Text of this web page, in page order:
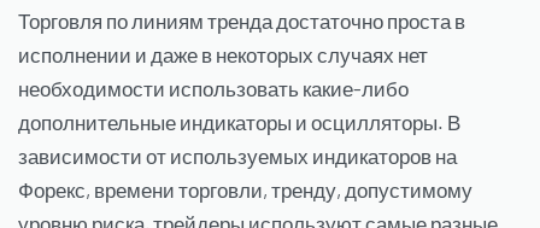
Торговля по линиям тренда достаточно проста в
исполнении и даже в некоторых случаях нет
необходимости использовать какие-либо
дополнительные индикаторы и осцилляторы. В
зависимости от используемых индикаторов на
Форекс, времени торговли, тренду, допустимому